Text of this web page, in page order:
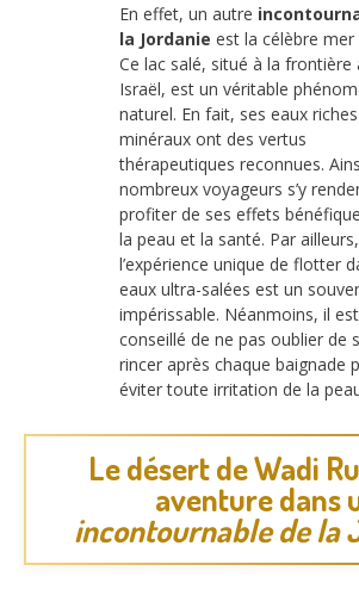
En effet, un autre
la Jordanie est la célèbre
Ce lac salé, situé à la frontière
Israël, est un véritable
naturel. En fait, ses eaux
minéraux ont des vertus
thérapeutiques reconnues.
nombreux voyageurs s’y
profiter de ses effets
la peau et la santé. Par ailleurs,
l’expérience unique de flotter
eaux ultra-salées est un
impérissable. Néanmoins, il est
conseillé de ne pas oublier de
rincer après chaque baignade
éviter toute irritation de la
Le désert de Wadi
aventure dans
incontournable de la